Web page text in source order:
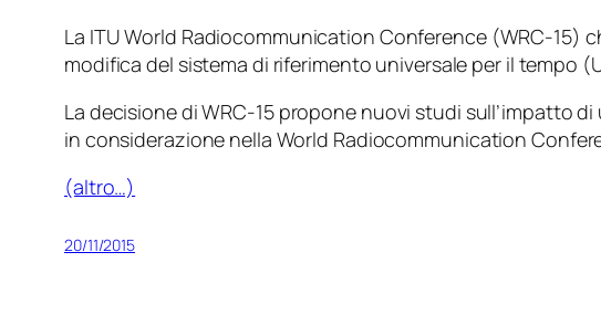
La ITU World Radiocommunication Conference (WRC-15)
modifica del sistema di riferimento universale per il tempo
La decisione di WRC-15 propone nuovi studi sull’impatto
in considerazione nella World Radiocommunication
(altro…)
20/11/2015